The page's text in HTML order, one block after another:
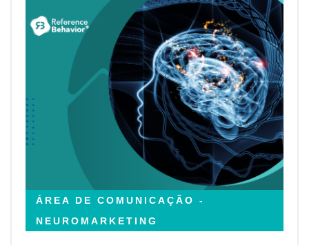
ÁREA DE COMUNICAÇÃO -
NEUROMARKETING